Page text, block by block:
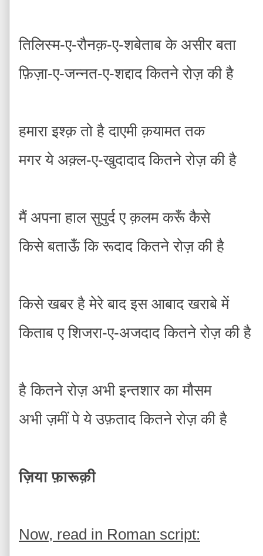
तिलिस्म-ए-रौनक़-ए-शबेताब के असीर बता
फ़िज़ा-ए-जन्नत-ए-शद्दाद कितने रोज़ की है
हमारा इश्क़ तो है दाएमी क़यामत तक
मगर ये अक़्ल-ए-खुदादाद कितने रोज़ की है
मैं अपना हाल सुपुर्द ए क़लम करूँ कैसे
किसे बताऊँ कि रूदाद कितने रोज़ की है
किसे खबर है मेरे बाद इस आबाद खराबे में
किताब ए शिजरा-ए-अजदाद कितने रोज़ की है
है कितने रोज़ अभी इन्तशार का मौसम
अभी ज़मीं पे ये उफ़ताद कितने रोज़ की है
ज़िया फ़ारूक़ी
Now, read in Roman script: